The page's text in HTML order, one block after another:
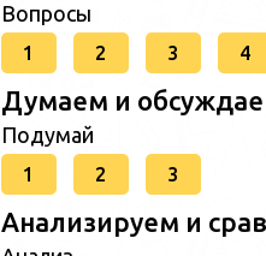
Вопросы
1 2 3 4
Думаем и
Подумай
1 2 3
Анализируем и